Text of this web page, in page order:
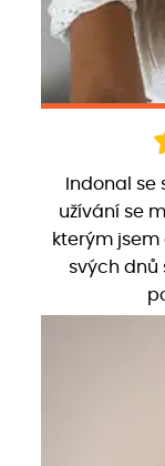
Indonal
užívání se
kterým jsem
svých dnů